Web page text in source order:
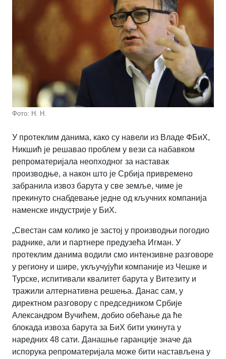
Фото: Н. Н.
У протеклим данима, како су навели из Владе ФБиХ,
Никшић је решавао проблем у вези са набавком
репроматеријала неопходног за наставак
производње, а након што је Србија привремено
забранила извоз барута у све земље, чиме је
прекинуто снабдевање једне од кључних компанија
наменске индустрије у БиХ.
„Свестан сам колико је застој у производњи погодио
раднике, али и партнере предузећа Игман. У
протеклим данима водили смо интензивне разговоре
у региону и шире, укључујући компаније из Чешке и
Турске, испитивали квалитет барута у Витезиту и
тражили алтернативна решења. Данас сам, у
директном разговору с председником Србије
Александром Вучићем, добио обећање да ће
блокада извоза барута за БиХ бити укинута у
наредних 48 сати. Данашње гаранције значе да
испорука репроматеријала може бити настављена у